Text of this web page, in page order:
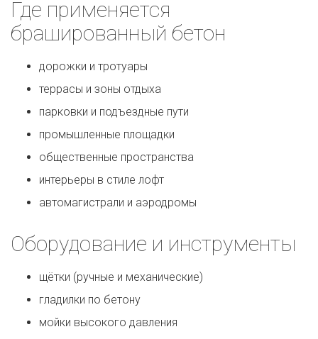
Где применяется
брашированный бетон
дорожки и тротуары
террасы и зоны отдыха
парковки и подъездные пути
промышленные площадки
общественные пространства
интерьеры в стиле лофт
автомагистрали и аэродромы
Оборудование и инструменты
щётки (ручные и механические)
гладилки по бетону
мойки высокого давления